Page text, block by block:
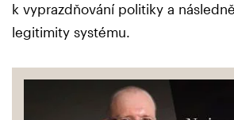
k vyprazdňování politiky a
legitimity systému.